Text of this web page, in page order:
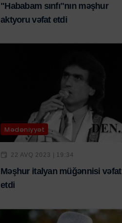
"Hababam sınfı"nın məşhur
aktyoru vəfat etdi
Mədəniyyət
22 AVQ 2023 | 19:34
Məşhur italyan müğənnisi vəfat
etdi